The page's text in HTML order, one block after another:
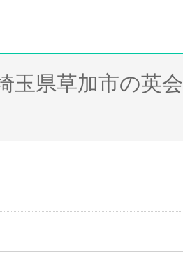
玉県草加市の英